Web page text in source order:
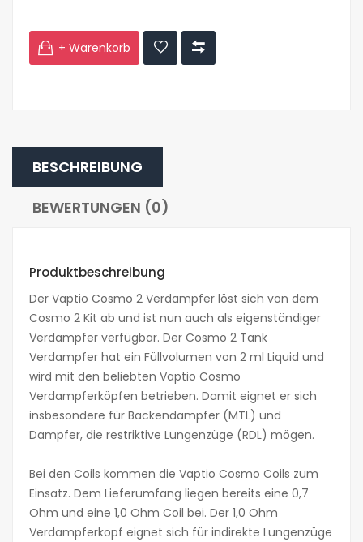
+ Warenkorb
BESCHREIBUNG
BEWERTUNGEN (0)
Produktbeschreibung
Der Vaptio Cosmo 2 Verdampfer löst sich von dem
Cosmo 2 Kit ab und ist nun auch als eigenständiger
Verdampfer verfügbar. Der Cosmo 2 Tank
Verdampfer hat ein Füllvolumen von 2 ml Liquid und
wird mit den beliebten Vaptio Cosmo
Verdampferköpfen betrieben. Damit eignet er sich
insbesondere für Backendampfer (MTL) und
Dampfer, die restriktive Lungenzüge (RDL) mögen.
Bei den Coils kommen die Vaptio Cosmo Coils zum
Einsatz. Dem Lieferumfang liegen bereits eine 0,7
Ohm und eine 1,0 Ohm Coil bei. Der 1,0 Ohm
Verdampferkopf eignet sich für indirekte Lungenzüge